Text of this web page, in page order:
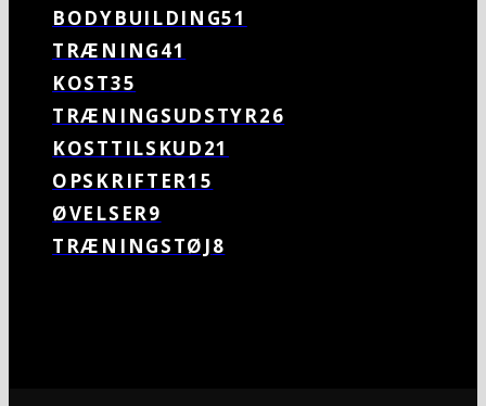
BODYBUILDING51
TRÆNING41
KOST35
TRÆNINGSUDSTYR26
KOSTTILSKUD21
OPSKRIFTER15
ØVELSER9
TRÆNINGSTØJ8